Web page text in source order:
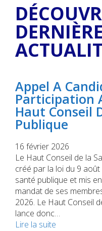
Appel A
Participation
Haut Conseil
Publique
16 février 2026
Le Haut Conseil de la
créé par la loi du 9
santé publique et mis
mandat de ses
2026. Le Haut Conseil
lance donc…
Lire la suite